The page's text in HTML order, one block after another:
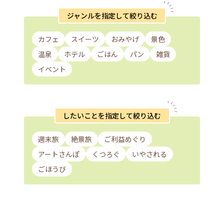
ジャンルを指定して絞り込む
カフェ スイーツ おみやげ
景色
温泉
ホテル ごはん パン
雑貨
イベント
したいことを指定して絞り込む
週末旅 絶景旅
ご利益めぐり
アートさんぽ
くつろぐ
いやされる
ごほうび